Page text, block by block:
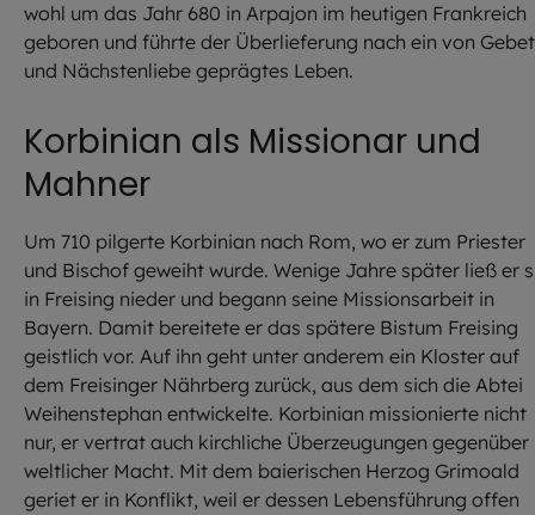
wohl um das Jahr 680 in Arpajon im heutigen Frankreich
geboren und führte der Überlieferung nach ein von Gebet
und Nächstenliebe geprägtes Leben.
Korbinian als Missionar und
Mahner
Um 710 pilgerte Korbinian nach Rom, wo er zum Priester
und Bischof geweiht wurde. Wenige Jahre später ließ er
in Freising nieder und begann seine Missionsarbeit in
Bayern. Damit bereitete er das spätere Bistum Freising
geistlich vor. Auf ihn geht unter anderem ein Kloster auf
dem Freisinger Nährberg zurück, aus dem sich die Abtei
Weihenstephan entwickelte. Korbinian missionierte nicht
nur, er vertrat auch kirchliche Überzeugungen gegenüber
weltlicher Macht. Mit dem baierischen Herzog Grimoald
geriet er in Konflikt, weil er dessen Lebensführung offen